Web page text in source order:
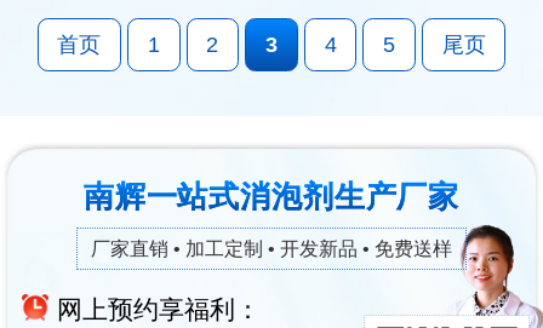
首页 1 2 3 4 5 尾页
南辉一站式消泡剂生产厂家
厂家直销 • 加工定制 • 开发新品 • 免费送样
网上预约享福利：